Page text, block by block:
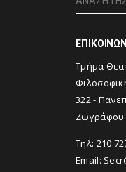
Tμήμα
322 -
Ζωγράφου
Τηλ: 210
Email: